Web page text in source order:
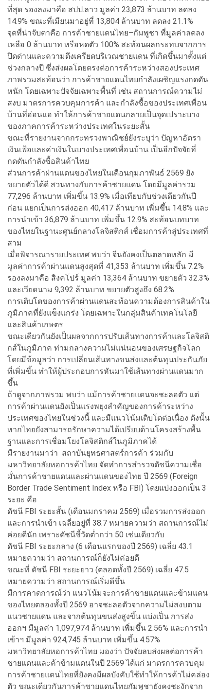
ที่สุด รองลงมาคือ สปป.ลาว มูลค่า 23,873 ล้านบาท ลดลง
14.9% ขณะที่เมียนมาอยู่ที่ 13,804 ล้านบาท ลดลง 21.1%
จุดที่น่าจับตาคือ การค้าชายแดนไทย–กัมพูชา ที่มูลค่าลดลง
เหลือ 0 ล้านบาท หรือหดตัว 100% สะท้อนผลกระทบจากการ
ปิดด่านและความตึงเครียดบริเวณชายแดน ที่เกิดขึ้นมาตั้งแต่
ช่วงกลางปี ซึ่งส่งผลโดยตรงต่อการค้าระหว่างสองประเทศ
ภาพรวมสะท้อนว่า การค้าชายแดนไทยกำลังเผชิญแรงกดดัน
หนัก โดยเฉพาะปัจจัยเฉพาะพื้นที่ เช่น สถานการณ์ความไม่
สงบ มาตรการควบคุมการค้า และกำลังซื้อของประเทศเพื่อน
บ้านที่อ่อนแอ ทำให้การค้าชายแดนกลายเป็นจุดเปราะบาง
ของภาคการค้าระหว่างประเทศในระยะสั้น
ขณะที่รายงานจากกระทรวงพาณิชย์ยังระบุว่า ปัญหาอัตรา
เงินเฟ้อและค่าเงินในบางประเทศเพื่อนบ้าน เป็นอีกปัจจัยที่
กดดันกำลังซื้อสินค้าไทย
ส่วนการค้าผ่านแดนของไทยในเดือนกุมภาพันธ์ 2569 ยัง
ขยายตัวได้ดี สวนทางกับการค้าชายแดน โดยมีมูลค่ารวม
77,296 ล้านบาท เพิ่มขึ้น 13.9% เมื่อเทียบกับช่วงเดียวกันปี
ก่อน แยกเป็นการส่งออก 40,417 ล้านบาท เพิ่มขึ้น 14.8% และ
การนำเข้า 36,879 ล้านบาท เพิ่มขึ้น 12.9% สะท้อนบทบาท
ของไทยในฐานะศูนย์กลางโลจิสติกส์ เชื่อมการค้าสู่ประเทศที่
สาม
เมื่อพิจารณารายประเทศ พบว่า จีนยังคงเป็นตลาดหลัก มี
มูลค่าการค้าผ่านแดนสูงสุดที่ 41,353 ล้านบาท เพิ่มขึ้น 7.2%
รองลงมาคือ สิงคโปร์ มูลค่า 13,364 ล้านบาท ขยายตัว 32.3%
และเวียดนาม 9,392 ล้านบาท ขยายตัวสูงถึง 68.2%
การเติบโตของการค้าผ่านแดนสะท้อนความต้องการสินค้าใน
ภูมิภาคที่ยังแข็งแกร่ง โดยเฉพาะในกลุ่มสินค้าเทคโนโลยี
และสินค้าเกษตร
ขณะเดียวกันยังเป็นผลจากการปรับเส้นทางการค้าและโลจิสติ
กส์ในภูมิภาค ท่ามกลางความไม่แน่นอนของเศรษฐกิจโลก
โดยมีข้อมูลว่า การเปลี่ยนเส้นทางขนส่งและต้นทุนประกันภัย
ที่เพิ่มขึ้น ทำให้ผู้ประกอบการหันมาใช้เส้นทางผ่านแดนมาก
ขึ้น
ถ้าดูจากภาพรวม พบว่า แม้การค้าชายแดนจะชะลอตัว แต่
การค้าผ่านแดนยังเป็นแรงพยุงสำคัญของการค้าระหว่าง
ประเทศของไทยในช่วงนี้ และมีแนวโน้มเติบโตต่อเนื่อง ดังนั้น
หากไทยยังสามารถรักษาความได้เปรียบด้านโครงสร้างพื้น
ฐานและการเชื่อมโยงโลจิสติกส์ในภูมิภาคได้
มีรายงานมาว่า สถาบันยุทธศาสตร์การค้า ร่วมกับ
มหาวิทยาลัยหอการค้าไทย จัดทำการสำรวจดัชนีความเชื่อ
มั่นการค้าชายแดนและผ่านแดนของไทย ปี 2569 (Foreign
Border Trade Sentiment Index หรือ FBI) โดยแบ่งออกเป็น 3
ระยะ คือ
ดัชนี FBI ระยะสั้น (เดือนมกราคม 2569) เมื่อรวมการส่งออก
และการนำเข้า เฉลี่ยอยู่ที่ 38.7 หมายความว่า สถานการณ์ไม่
ค่อยดีนัก เพราะดัชนีชี้วัดต่ำกว่า 50 เช่นเดียวกับ
ดัชนี FBI ระยะกลาง (6 เดือนแรกของปี 2569) เฉลี่ย 43.1
หมายความว่า สถานการณ์ก็ยังไม่ค่อยดี
ขณะที่ ดัชนี FBI ระยะยาว (ตลอดทั้งปี 2569) เฉลี่ย 47.5
หมายความว่า สถานการณ์เริ่มดีขึ้น
มีการคาดการณ์ว่า แนวโน้มจะการค้าชายแดนและข้ามแดน
ของไทยตลองทั้งปี 2569 อาจชะลอตัวจากความไม่สงบตาม
แนวชายแดน และจากต้นทุนขนส่งสูงขึ้น แบ่งเป็น การส่ง
ออกฯ มีมูลค่า 1,097,974 ล้านบาท เพิ่มขึ้น 2.56% และการนำ
เข้าฯ มีมูลค่า 924,745 ล้านบาท เพิ่มขึ้น 4.57%
มหาวิทยาลัยหอการค้าไทย มองว่า ปัจจัยลบส่งผลต่อการค้า
ชายแดนและค้าข้ามแดนในปี 2569 ได้แก่ มาตรการควบคุม
การค้าชายแดนไทยที่ยังคงมีผลบังคับใช้ทำให้การค้าไม่คล่อง
ตัว ขณะเดียวกันการค้าชายแดนไทยกัมพูชายังคงชะงักจาก